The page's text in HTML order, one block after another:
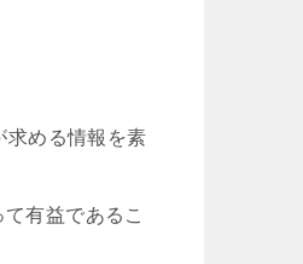
求める情報を素
有益であるこ